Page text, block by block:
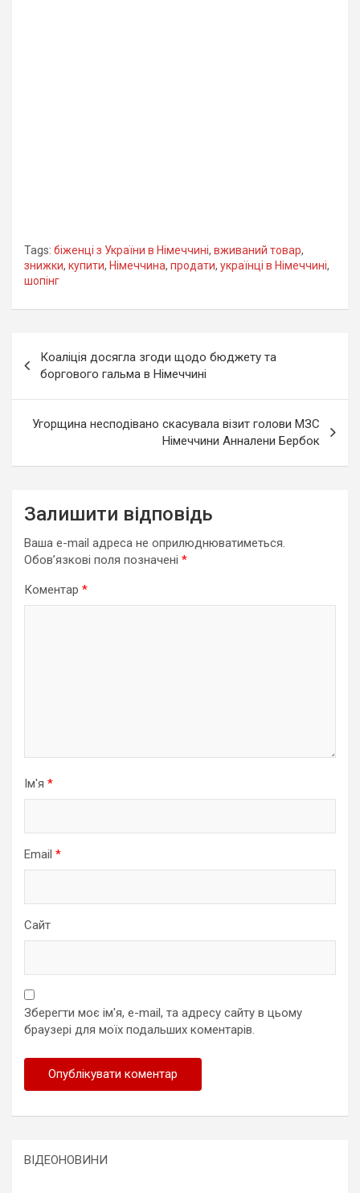
Tags: біженці з України в Німеччині, вживаний товар,
знижки, купити, Німеччина, продати, українці в Німеччині,
шопінг
записів
Коаліція досягла згоди щодо бюджету та
боргового гальма в Німеччині
Угорщина несподівано скасувала візит голови МЗС
Німеччини Анналени Бербок
Залишити відповідь
Ваша e-mail адреса не оприлюднюватиметься.
Обов’язкові поля позначені *
Коментар *
Ім'я *
Email *
Сайт
Зберегти моє ім'я, e-mail, та адресу сайту в цьому
браузері для моїх подальших коментарів.
ВІДЕОНОВИНИ